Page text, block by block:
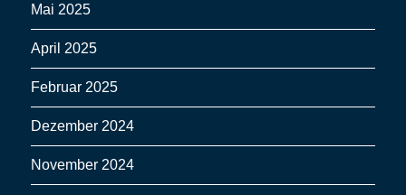
Mai 2025
April 2025
Februar 2025
Dezember 2024
November 2024